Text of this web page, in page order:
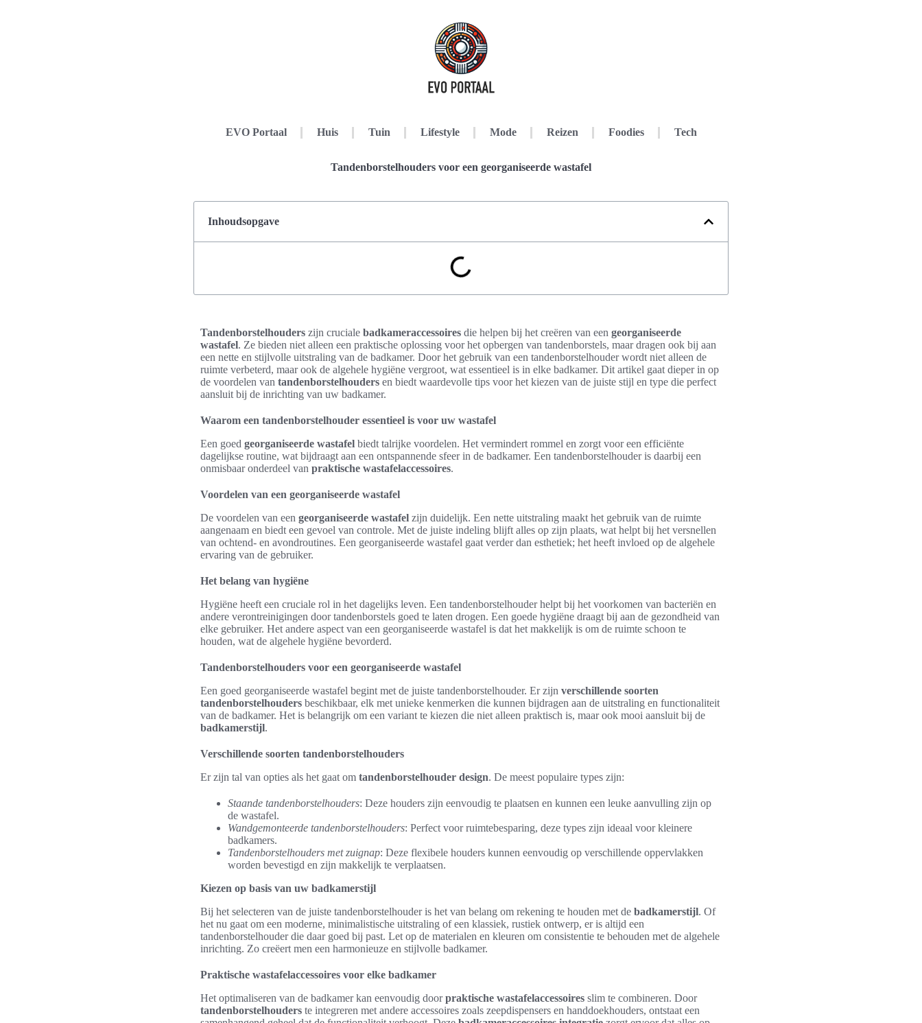
EVO Portaal Huis Tuin Lifestyle Mode Reizen Foodies Tech
Tandenborstelhouders voor een georganiseerde wastafel
Inhoudsopgave
Tandenborstelhouders zijn cruciale badkameraccessoires die helpen bij het creëren van een georganiseerde
wastafel. Ze bieden niet alleen een praktische oplossing voor het opbergen van tandenborstels, maar dragen ook bij aan
een nette en stijlvolle uitstraling van de badkamer. Door het gebruik van een tandenborstelhouder wordt niet alleen de
ruimte verbeterd, maar ook de algehele hygiëne vergroot, wat essentieel is in elke badkamer. Dit artikel gaat dieper in op
de voordelen van tandenborstelhouders en biedt waardevolle tips voor het kiezen van de juiste stijl en type die perfect
aansluit bij de inrichting van uw badkamer.
Waarom een tandenborstelhouder essentieel is voor uw wastafel
Een goed georganiseerde wastafel biedt talrijke voordelen. Het vermindert rommel en zorgt voor een efficiënte
dagelijkse routine, wat bijdraagt aan een ontspannende sfeer in de badkamer. Een tandenborstelhouder is daarbij een
onmisbaar onderdeel van praktische wastafelaccessoires.
Voordelen van een georganiseerde wastafel
De voordelen van een georganiseerde wastafel zijn duidelijk. Een nette uitstraling maakt het gebruik van de ruimte
aangenaam en biedt een gevoel van controle. Met de juiste indeling blijft alles op zijn plaats, wat helpt bij het versnellen
van ochtend- en avondroutines. Een georganiseerde wastafel gaat verder dan esthetiek; het heeft invloed op de algehele
ervaring van de gebruiker.
Het belang van hygiëne
Hygiëne heeft een cruciale rol in het dagelijks leven. Een tandenborstelhouder helpt bij het voorkomen van bacteriën en
andere verontreinigingen door tandenborstels goed te laten drogen. Een goede hygiëne draagt bij aan de gezondheid van
elke gebruiker. Het andere aspect van een georganiseerde wastafel is dat het makkelijk is om de ruimte schoon te
houden, wat de algehele hygiëne bevorderd.
Tandenborstelhouders voor een georganiseerde wastafel
Een goed georganiseerde wastafel begint met de juiste tandenborstelhouder. Er zijn verschillende soorten
tandenborstelhouders beschikbaar, elk met unieke kenmerken die kunnen bijdragen aan de uitstraling en functionaliteit
van de badkamer. Het is belangrijk om een variant te kiezen die niet alleen praktisch is, maar ook mooi aansluit bij de
badkamerstijl.
Verschillende soorten tandenborstelhouders
Er zijn tal van opties als het gaat om tandenborstelhouder design. De meest populaire types zijn:
Staande tandenborstelhouders: Deze houders zijn eenvoudig te plaatsen en kunnen een leuke aanvulling zijn op
de wastafel.
Wandgemonteerde tandenborstelhouders: Perfect voor ruimtebesparing, deze types zijn ideaal voor kleinere
badkamers.
Tandenborstelhouders met zuignap: Deze flexibele houders kunnen eenvoudig op verschillende oppervlakken
worden bevestigd en zijn makkelijk te verplaatsen.
Kiezen op basis van uw badkamerstijl
Bij het selecteren van de juiste tandenborstelhouder is het van belang om rekening te houden met de badkamerstijl. Of
het nu gaat om een moderne, minimalistische uitstraling of een klassiek, rustiek ontwerp, er is altijd een
tandenborstelhouder die daar goed bij past. Let op de materialen en kleuren om consistentie te behouden met de algehele
inrichting. Zo creëert men een harmonieuze en stijlvolle badkamer.
Praktische wastafelaccessoires voor elke badkamer
Het optimaliseren van de badkamer kan eenvoudig doorpraktische wastafelaccessoires slim te combineren. Door
tandenborstelhouders te integreren met andere accessoires zoals zeepdispensers en handdoekhouders, ontstaat een